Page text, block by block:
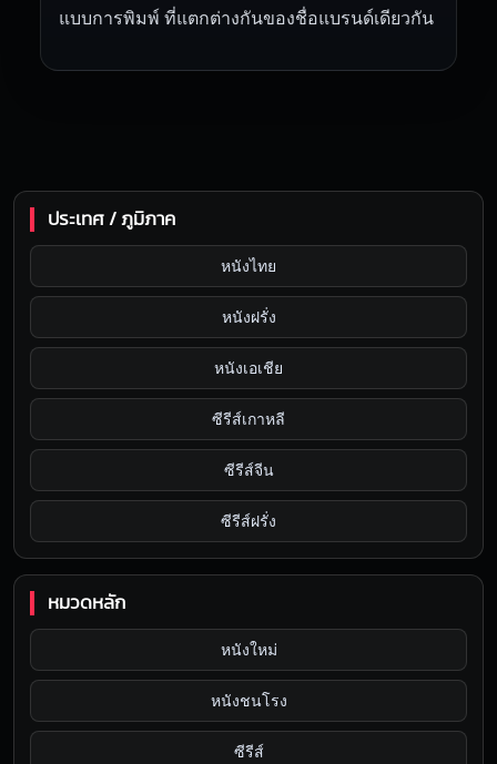
แบบการพิมพ์ ที่แตกต่างกันของชื่อแบรนด์เดียวกัน
ประเทศ / ภูมิภาค
หนังไทย
หนังฝรั่ง
หนังเอเชีย
ซีรีส์เกาหลี
ซีรีส์จีน
ซีรีส์ฝรั่ง
หมวดหลัก
หนังใหม่
หนังชนโรง
ซีรีส์